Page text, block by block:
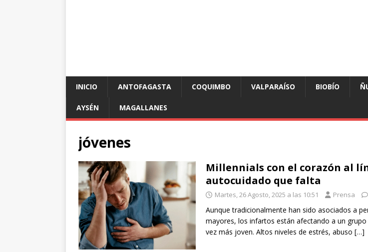
INICIO ANTOFAGASTA COQUIMBO VALPARAÍSO BIOBÍO
AYSÉN MAGALLANES
jóvenes
Millennials con el corazón al
autocuidado que falta
Martes, 26 Agosto, 2025 a las 10:51 Prensa
Aunque tradicionalmente han sido asociados a
mayores, los infartos están afectando a un
vez más joven. Altos niveles de estrés, abuso […]